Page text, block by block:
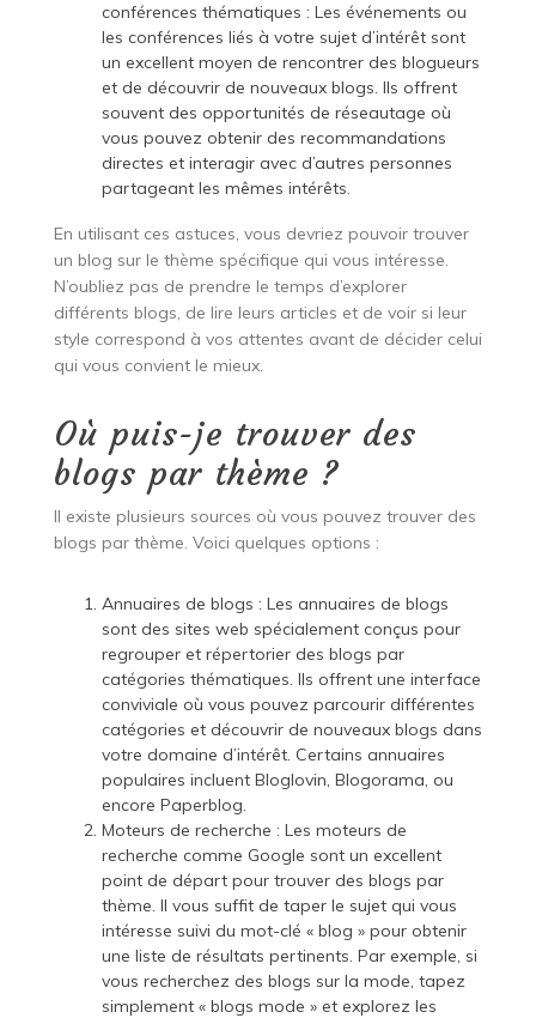
conférences thématiques : Les événements ou
les conférences liés à votre sujet d’intérêt sont
un excellent moyen de rencontrer des blogueurs
et de découvrir de nouveaux blogs. Ils offrent
souvent des opportunités de réseautage où
vous pouvez obtenir des recommandations
directes et interagir avec d’autres personnes
partageant les mêmes intérêts.
En utilisant ces astuces, vous devriez pouvoir trouver
un blog sur le thème spécifique qui vous intéresse.
N’oubliez pas de prendre le temps d’explorer
différents blogs, de lire leurs articles et de voir si leur
style correspond à vos attentes avant de décider celui
qui vous convient le mieux.
Où puis-je trouver des
blogs par thème ?
Il existe plusieurs sources où vous pouvez trouver des
blogs par thème. Voici quelques options :
Annuaires de blogs : Les annuaires de blogs
sont des sites web spécialement conçus pour
regrouper et répertorier des blogs par
catégories thématiques. Ils offrent une interface
conviviale où vous pouvez parcourir différentes
catégories et découvrir de nouveaux blogs dans
votre domaine d’intérêt. Certains annuaires
populaires incluent Bloglovin, Blogorama, ou
encore Paperblog.
Moteurs de recherche : Les moteurs de
recherche comme Google sont un excellent
point de départ pour trouver des blogs par
thème. Il vous suffit de taper le sujet qui vous
intéresse suivi du mot-clé « blog » pour obtenir
une liste de résultats pertinents. Par exemple, si
vous recherchez des blogs sur la mode, tapez
simplement « blogs mode » et explorez les